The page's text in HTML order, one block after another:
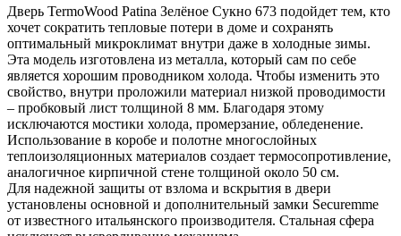
Дверь TermoWood Patina Зелёное Сукно 673 подойдет тем, кто
хочет сократить тепловые потери в доме и сохранять
оптимальный микроклимат внутри даже в холодные зимы.
Эта модель изготовлена из металла, который сам по себе
является хорошим проводником холода. Чтобы изменить это
свойство, внутри проложили материал низкой проводимости
– пробковый лист толщиной 8 мм. Благодаря этому
исключаются мостики холода, промерзание, обледенение.
Использование в коробе и полотне многослойных
теплоизоляционных материалов создает термосопротивление,
аналогичное кирпичной стене толщиной около 50 см.
Для надежной защиты от взлома и вскрытия в двери
установлены основной и дополнительный замки Securemme
от известного итальянского производителя. Стальная сфера